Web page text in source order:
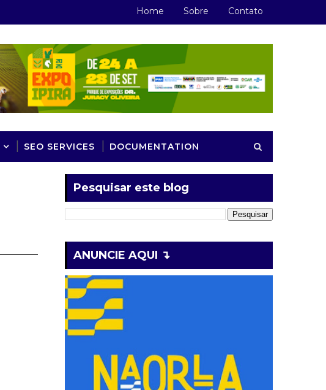
Home Sobre Contato
SEO SERVICES DOCUMENTATION
Pesquisar este blog
ANUNCIE AQUI ↴